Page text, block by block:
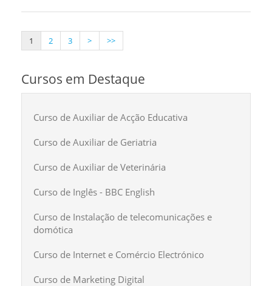
1 2 3 > >>
Cursos em Destaque
Curso de Auxiliar de Acção Educativa
Curso de Auxiliar de Geriatria
Curso de Auxiliar de Veterinária
Curso de Inglês - BBC English
Curso de Instalação de telecomunicações e
domótica
Curso de Internet e Comércio Electrónico
Curso de Marketing Digital